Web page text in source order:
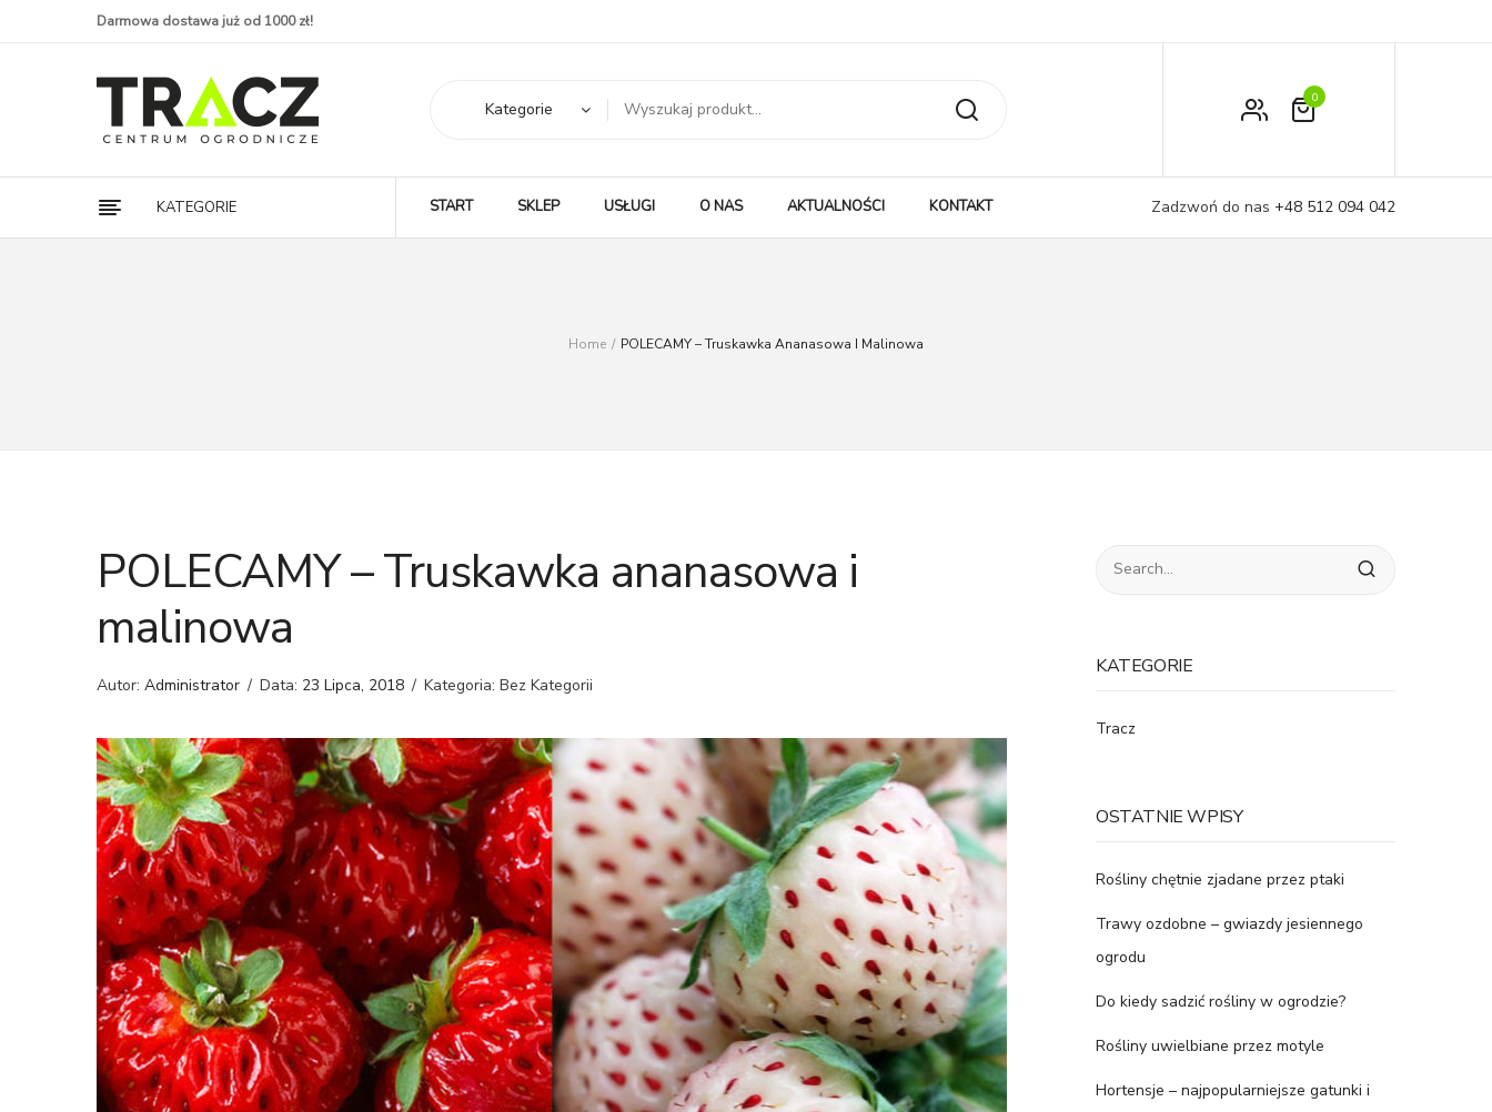
Darmowa dostawa już od 1000 zł!
Moje konto
0
Kategorie
KATEGORIE START SKLEP USŁUGI O NAS AKTUALNOŚCI KONTAKT Zadzwoń do nas +48 512 094 042
Home / POLECAMY – Truskawka Ananasowa I Malinowa
POLECAMY – Truskawka ananasowa i
malinowa
Autor: Administrator / Data: 23 Lipca, 2018 / Kategoria: Bez Kategorii
KATEGORIE
Tracz
OSTATNIE WPISY
Rośliny chętnie zjadane przez ptaki
Trawy ozdobne – gwiazdy jesiennego
ogrodu
Do kiedy sadzić rośliny w ogrodzie?
Rośliny uwielbiane przez motyle
Hortensje – najpopularniejsze gatunki i